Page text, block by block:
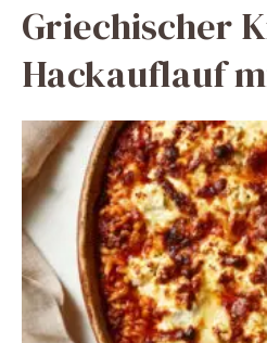
Griechischer
Hackauflauf